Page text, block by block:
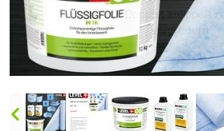
Doppelt antippen
vergrößern